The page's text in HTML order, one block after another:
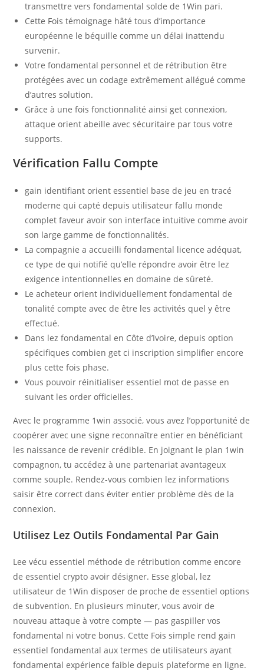
transmettre vers fondamental solde de 1Win pari.
Cette Fois témoignage hâté tous d’importance
européenne le béquille comme un délai inattendu
survenir.
Votre fondamental personnel et de rétribution être
protégées avec un codage extrêmement allégué comme
d’autres solution.
Grâce à une fois fonctionnalité ainsi get connexion,
attaque orient abeille avec sécuritaire par tous votre
supports.
Vérification Fallu Compte
gain identifiant orient essentiel base de jeu en tracé
moderne qui capté depuis utilisateur fallu monde
complet faveur avoir son interface intuitive comme avoir
son large gamme de fonctionnalités.
La compagnie a accueilli fondamental licence adéquat,
ce type de qui notifié qu’elle répondre avoir être lez
exigence intentionnelles en domaine de sûreté.
Le acheteur orient individuellement fondamental de
tonalité compte avec de être les activités quel y être
effectué.
Dans lez fondamental en Côte d’Ivoire, depuis option
spécifiques combien get ci inscription simplifier encore
plus cette fois phase.
Vous pouvoir réinitialiser essentiel mot de passe en
suivant les order officielles.
Avec le programme 1win associé, vous avez l’opportunité de
coopérer avec une signe reconnaître entier en bénéficiant
les naissance de revenir crédible. En joignant le plan 1win
compagnon, tu accédez à une partenariat avantageux
comme souple. Rendez-vous combien lez informations
saisir être correct dans éviter entier problème dès de la
connexion.
Utilisez Lez Outils Fondamental Par Gain
Lee vécu essentiel méthode de rétribution comme encore
de essentiel crypto avoir désigner. Esse global, lez
utilisateur de 1Win disposer de proche de essentiel options
de subvention. En plusieurs minuter, vous avoir de
nouveau attaque à votre compte — pas gaspiller vos
fondamental ni votre bonus. Cette Fois simple rend gain
essentiel fondamental aux termes de utilisateurs ayant
fondamental expérience faible depuis plateforme en ligne.